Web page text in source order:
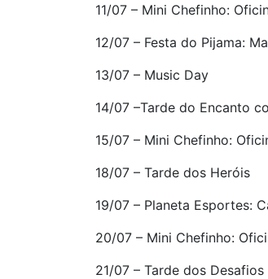
11/07 – Mini Chefinho:
12/07 – Festa do Pijama:
13/07 – Music Day
14/07 –Tarde do Encanto
15/07 – Mini Chefinho:
18/07 – Tarde dos Heróis
19/07 – Planeta Esportes:
20/07 – Mini Chefinho:
21/07 – Tarde dos Desafios